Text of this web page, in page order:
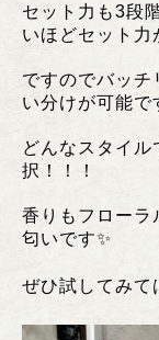
セット力も3段
いほどセット力
ですのでバッチ
い分けが可能で
どんなスタイ
択！！！
香りもフローラ
匂いです✨
ぜひ試してみて